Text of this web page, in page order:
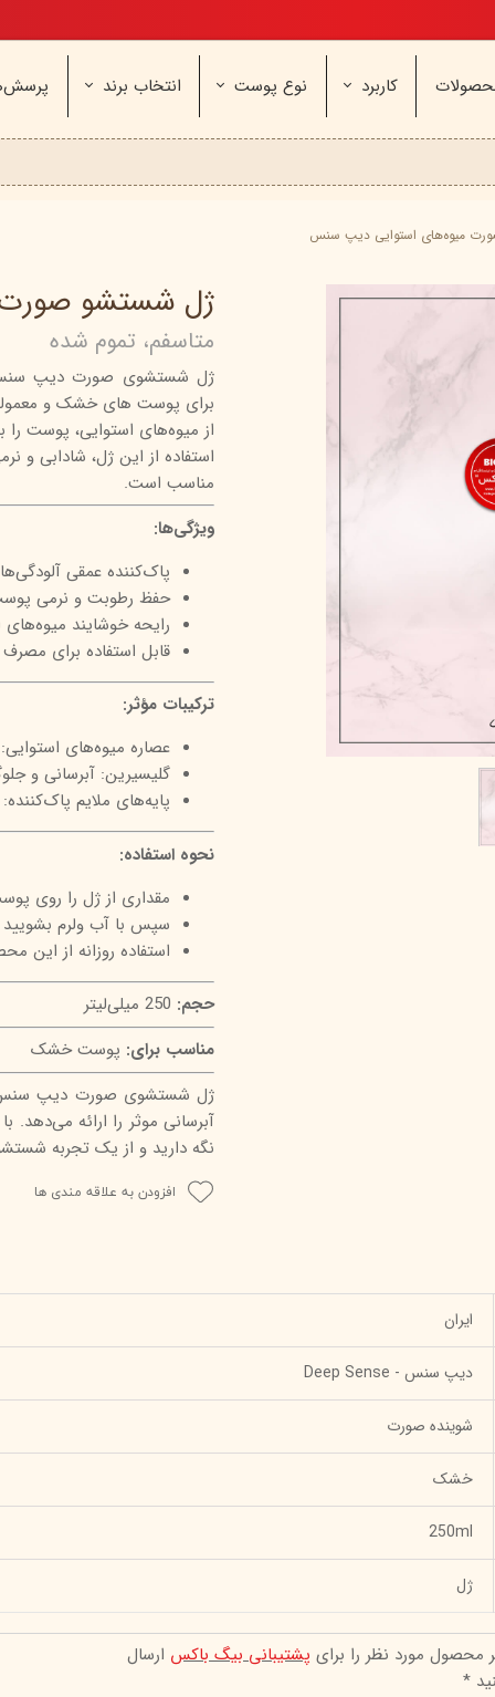
کاربرد
عطر - ادکلن
اسپری بدن
دئودرانت - مام
نوع پوست انتخاب برند
نیوره
بیول
ایپک
شون
ویتابلا
سینره
سیلکر
سی‌گل
نو‌ آکنه
ویتالیر
هرمودر
اسکین‌کد
میکاپ رز
شال کوین
اوک
سون کوئین
سلکشن سیتی
میوه‌های استوایی دیپ سنس
ژل شستشو
متاسفم، تموم شده
ژل شستشوی صورت دیپ سنس
برای پوست های خشک و
از میوه‌های استوایی، پوست
استفاده از این ژل، شادابی و
مناسب است.
ویژگی‌ها:
پاک‌کننده عمقی آلودگی‌ها
حفظ رطوبت و نرمی
رایحه خوشایند میوه‌های
قابل استفاده برای مصرف
ترکیبات مؤثر:
عصاره میوه‌های
گلیسیرین: آبرسانی و
پایه‌های ملایم
نحوه استفاده:
مقداری از ژل را روی
سپس با آب ولرم
استفاده روزانه از
حجم: 250 میلی‌لیتر
مناسب برای: پوست خشک
ژل شستشوی صورت دیپ سنس
آبرسانی موثر را ارائه
نگه دارید و از یک تجربه
افزودن به علاقه مندی ها
ایران
دیپ سنس - Deep Sense
شوینده صورت
خشک
250ml
ژل
محصول مورد نظر را برای پشتیبانی بیگ باکس ارسال
*